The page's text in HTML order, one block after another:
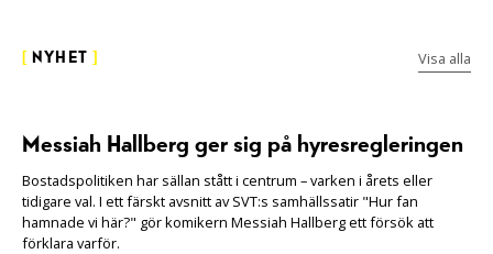
NYHET Visa alla
Messiah Hallberg ger sig på hyresregleringen
Bostadspolitiken har sällan stått i centrum – varken i årets eller
tidigare val. I ett färskt avsnitt av SVT:s samhällssatir "Hur fan
hamnade vi här?" gör komikern Messiah Hallberg ett försök att
förklara varför.